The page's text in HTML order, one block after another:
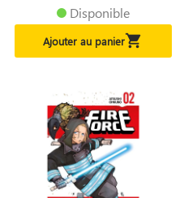
ENGLISH
Disponible
Ajouter au panier